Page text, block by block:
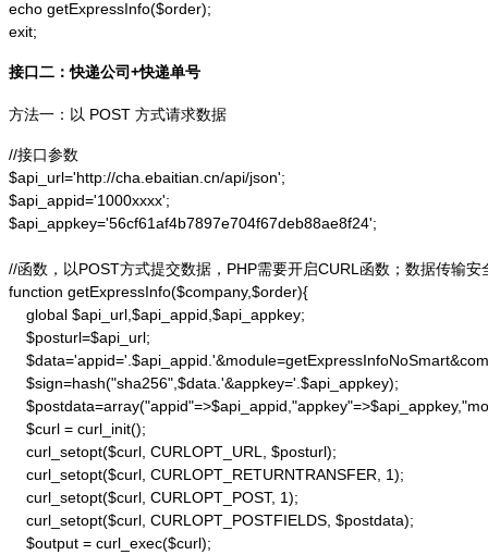
echo getExpressInfo($order);
exit;
接口二：快递公司+快递单号
方法一：以 POST 方式请求数据
//接口参数
$api_url='http://cha.ebaitian.cn/api/json';
$api_appid='1000xxxx';
$api_appkey='56cf61af4b7897e704f67deb88ae8f24';
//函数，以POST方式提交数据，PHP需要开启CURL函数；数据传输安
function getExpressInfo($company,$order){
    global $api_url,$api_appid,$api_appkey;
    $posturl=$api_url;
    $sign=hash("sha256",$data.'&appkey='.$api_appkey);
    $curl = curl_init();
    curl_setopt($curl, CURLOPT_URL, $posturl);
    curl_setopt($curl, CURLOPT_RETURNTRANSFER, 1);
    curl_setopt($curl, CURLOPT_POST, 1);
    curl_setopt($curl, CURLOPT_POSTFIELDS, $postdata);
    $output = curl_exec($curl);